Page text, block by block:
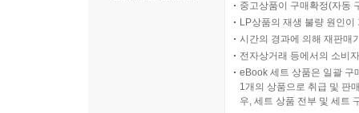
중고상품이 구매확정(자동
LP상품의 재생 불량 원인
시간의 경과에 의해 재판매
전자상거래 등에서의 소비
eBook 세트 상품은 일괄 구
1개의 상품으로 취급 및 판
우, 세트 상품 전부 및 세트